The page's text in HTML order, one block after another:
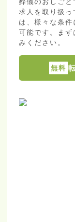
求人を取り扱
は、様々な条
可能です。ま
みください。
無料